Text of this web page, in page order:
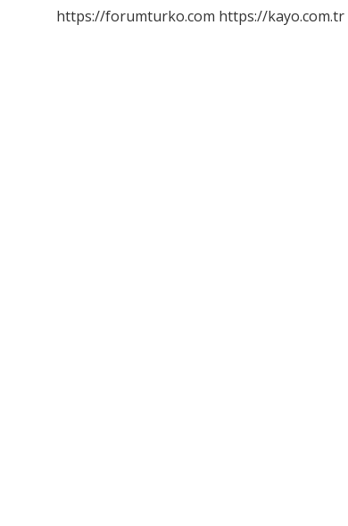
https://forumturko.com https://kayo.com.tr